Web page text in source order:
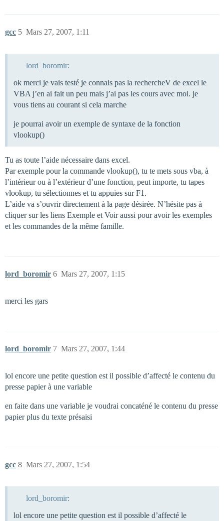
gcc Mars 27, 2007, 1:11
5
lord_boromir:
ok merci je vais testé je connais pas la rechercheV de excel le
VBA j’en ai fait un peu mais j’ai pas les cours avec moi. je
vous tiens au courant si cela marche
je pourrai avoir un exemple de syntaxe de la fonction
vlookup()
Tu as toute l’aide nécessaire dans excel.
Par exemple pour la commande vlookup(), tu te mets sous vba, à
l’intérieur ou à l’extérieur d’une fonction, peut importe, tu tapes
vlookup, tu sélectionnes et tu appuies sur F1.
L’aide va s’ouvrir directement à la page désirée. N’hésite pas à
cliquer sur les liens Exemple et Voir aussi pour avoir les exemples
et les commandes de la même famille.
lord_boromir Mars 27, 2007, 1:15
6
merci les gars
lord_boromir Mars 27, 2007, 1:44
7
lol encore une petite question est il possible d’affecté le contenu du
presse papier à une variable
en faite dans une variable je voudrai concaténé le contenu du presse
papier plus du texte présaisi
gcc Mars 27, 2007, 1:54
8
lord_boromir:
lol encore une petite question est il possible d’affecté le